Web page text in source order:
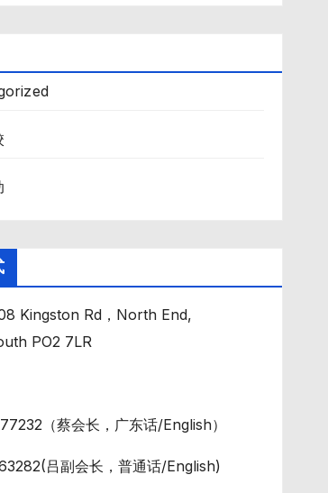
Kingston Rd，North End,
PO2 7LR
（蔡会长，广东话/English）
吕副会长，普通话/English)